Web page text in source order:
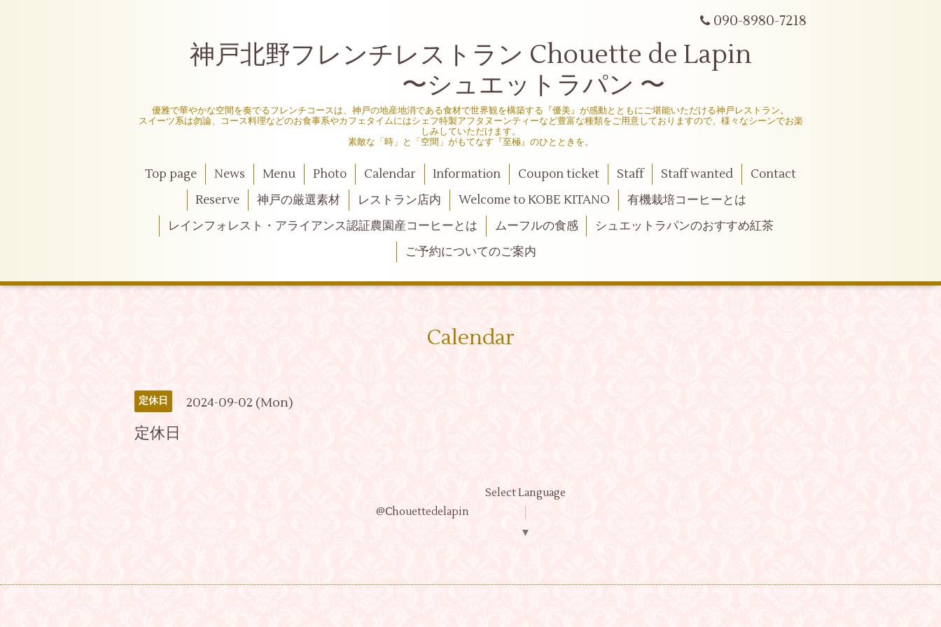
090-8980-7218
神戸北野フレンチレストラン Chouette de Lapin
〜シュエットラパン 〜
優雅で華やかな空間を奏でるフレンチコースは、神戸の地産地消である食材で世界観を構築する『優美』が感動とともにご堪能いただける神戸レストラン。
スイーツ系は勿論、コース料理などのお食事系やカフェタイムにはシェフ特製アフタヌーンティーなど豊富な種類をご用意しておりますので、様々なシーンでお楽
しみしていただけます。
素敵な「時」と「空間」がもてなす『至極』のひとときを。
Top page News Menu Photo Calendar Information Coupon ticket Staff Staff wanted
Contact
Reserve
神戸の厳選素材 レストラン店内 Welcome to KOBE KITANO
有機栽培コーヒーとは
レインフォレスト・アライアンス認証農園産コーヒーとは
ムーフルの食感
シュエットラパンのおすすめ紅茶
ご予約についてのご案内
Calendar
定休日 2024-09-02 (Mon)
定休日
@Ⅽhouettedelapin
Select Language
▼